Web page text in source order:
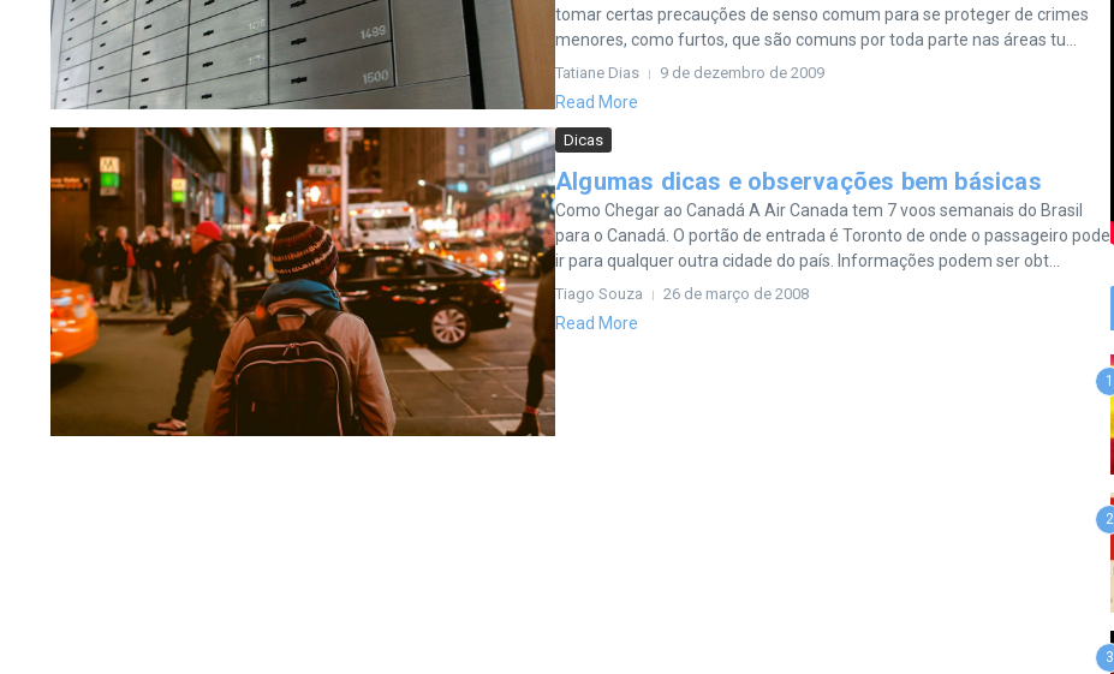
tomar certas precauções de senso comum para se proteger de crimes
menores, como furtos, que são comuns por toda parte nas áreas tu...
Tatiane Dias 9 de dezembro de 2009
Read More
Dicas
Algumas dicas e observações bem básicas
Como Chegar ao Canadá A Air Canada tem 7 voos semanais do Brasil
para o Canadá. O portão de entrada é Toronto de onde o passageiro pode
ir para qualquer outra cidade do país. Informações podem ser obt...
Tiago Souza 26 de março de 2008
Read More
1
2
3